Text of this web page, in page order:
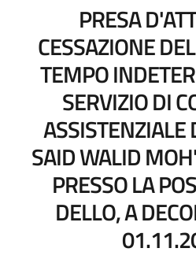
PRESA
CESSAZIONE
TEMPO
SERVIZIO DI
ASSISTENZIALE
SAID WALID
PRESSO LA
DELLO, A